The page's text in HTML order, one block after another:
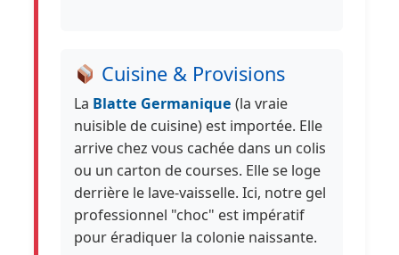
Cuisine & Provisions
La Blatte Germanique (la vraie
nuisible de cuisine) est importée. Elle
arrive chez vous cachée dans un colis
ou un carton de courses. Elle se loge
derrière le lave-vaisselle. Ici, notre gel
professionnel "choc" est impératif
pour éradiquer la colonie naissante.